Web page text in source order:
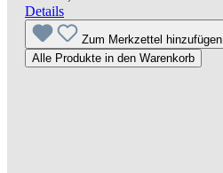
Details
Zum Merkzettel hinzufügen
Alle Produkte in den Warenkorb